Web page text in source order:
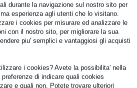
durante la navigazione sul nostro sito per
esperienza agli utenti che lo visitano.
i cookies per misurare ed analizzare le
con il nostro sito, per migliorare la sua
piu' semplici e vantaggiosi gli acquisti
i cookies? Avete la possibilita' nella
di indicare quali cookies
e quali non. Potete trovare ulteriori